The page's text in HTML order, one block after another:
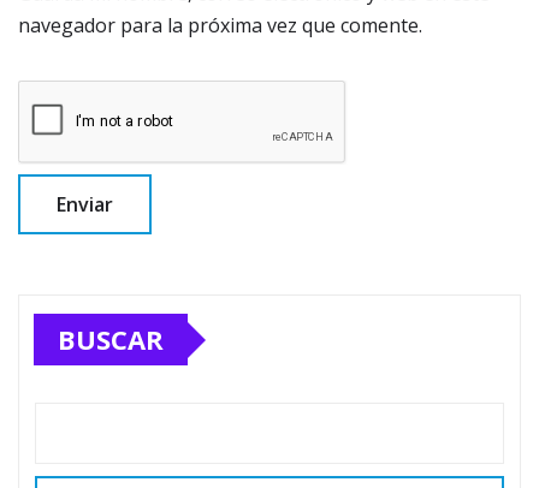
navegador para la próxima vez que comente.
BUSCAR